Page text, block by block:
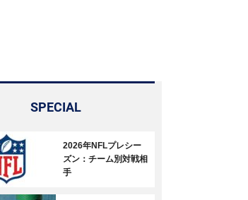
SPECIAL
2026年NFLプレシー
ズン：チーム別対戦相
手